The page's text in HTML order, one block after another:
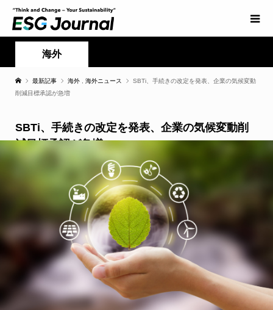
海外
最新記事 海外 海外ニュース
SBTi、手続きの改定を発表、企業の気候変動
削減目標承認が急増
SBTi、手続きの改定を発表、企業の気候変動削
減目標承認が急増